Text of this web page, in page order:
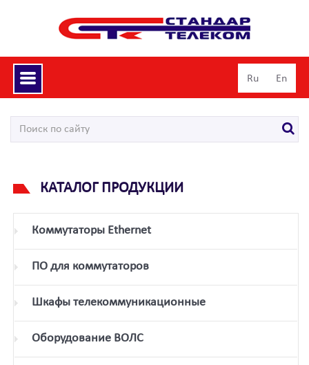
Toggle
navigation
Ru En
КАТАЛОГ ПРОДУКЦИИ
Коммутаторы Ethernet
ПО для коммутаторов
Шкафы телекоммуникационные
Оборудование ВОЛС